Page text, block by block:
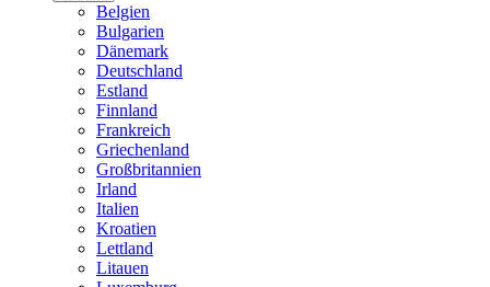
Belgien
Bulgarien
Dänemark
Deutschland
Estland
Finnland
Frankreich
Griechenland
Großbritannien
Irland
Italien
Kroatien
Lettland
Litauen